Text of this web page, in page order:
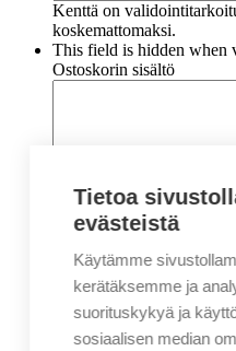
Kenttä on
koskemattomaksi.
This field is hidden when
Ostoskorin sisältö
Nimi*
Tietoa
evästeistä
Käytämme
kerätäksemme ja
suorituskykyä ja
sosiaalisen median